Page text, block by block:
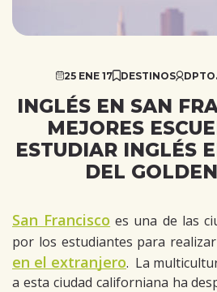
25 ENE 17 DESTINOS
INGLÉS EN SAN
MEJORES
ESTUDIAR INGLÉS
DEL
San Francisco es una de las
por los estudiantes para
en el extranjero. La
a esta ciudad californiana ha